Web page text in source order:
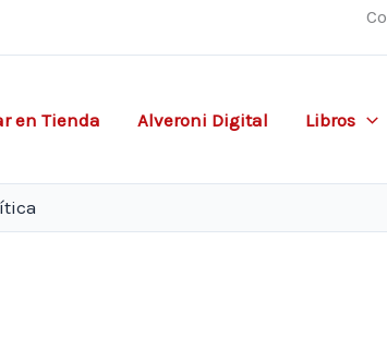
en Tienda Alveroni Digital Libros